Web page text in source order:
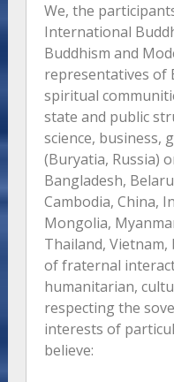
We, the
International
Buddhism and
representatives of
spiritual
state and public
science, business,
(Buryatia, Russia)
Bangladesh,
Cambodia, China,
Mongolia,
Thailand,
of fraternal
humanitarian,
respecting the
interests of
believe: